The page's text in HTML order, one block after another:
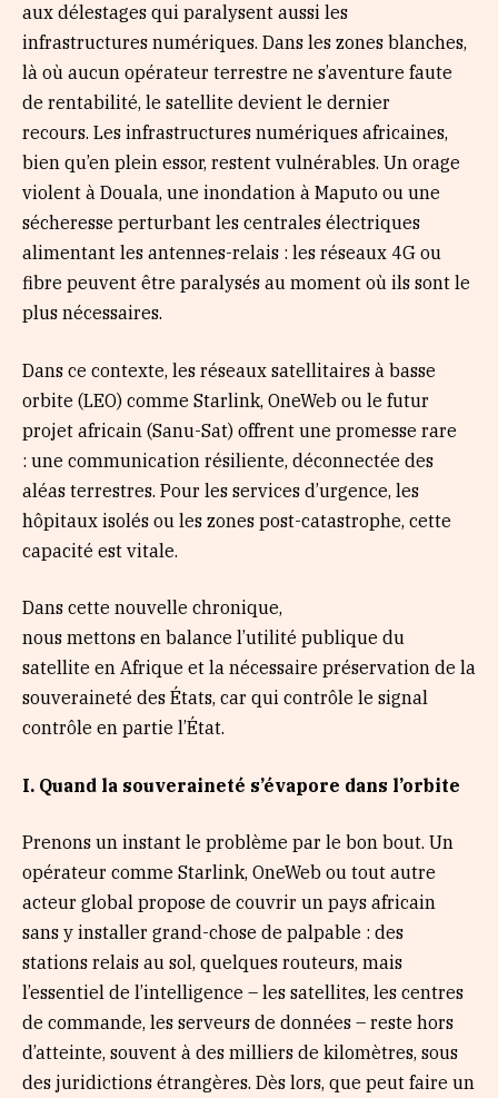
aux délestages qui paralysent aussi les
infrastructures numériques. Dans les zones blanches,
là où aucun opérateur terrestre ne s’aventure faute
de rentabilité, le satellite devient le dernier
recours. Les infrastructures numériques africaines,
bien qu’en plein essor, restent vulnérables. Un orage
violent à Douala, une inondation à Maputo ou une
sécheresse perturbant les centrales électriques
alimentant les antennes-relais : les réseaux 4G ou
fibre peuvent être paralysés au moment où ils sont le
plus nécessaires.
Dans ce contexte, les réseaux satellitaires à basse
orbite (LEO) comme Starlink, OneWeb ou le futur
projet africain (Sanu-Sat) offrent une promesse rare
: une communication résiliente, déconnectée des
aléas terrestres. Pour les services d’urgence, les
hôpitaux isolés ou les zones post-catastrophe, cette
capacité est vitale.
Dans cette nouvelle chronique,
nous mettons en balance l’utilité publique du
satellite en Afrique et la nécessaire préservation de la
souveraineté des États, car qui contrôle le signal
contrôle en partie l’État.
I. Quand la souveraineté s’évapore dans l’orbite
Prenons un instant le problème par le bon bout. Un
opérateur comme Starlink, OneWeb ou tout autre
acteur global propose de couvrir un pays africain
sans y installer grand-chose de palpable : des
stations relais au sol, quelques routeurs, mais
l’essentiel de l’intelligence – les satellites, les centres
de commande, les serveurs de données – reste hors
d’atteinte, souvent à des milliers de kilomètres, sous
des juridictions étrangères. Dès lors, que peut faire un